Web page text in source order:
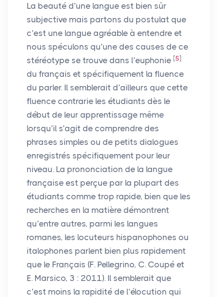
La beauté d’une langue est bien sûr
subjective mais partons du postulat que
c’est une langue agréable à entendre et
nous spéculons qu’une des causes de ce
stéréotype se trouve dans l’euphonie [5]
du français et spécifiquement la fluence
du parler. Il semblerait d’ailleurs que cette
fluence contrarie les étudiants dès le
début de leur apprentissage même
lorsqu’il s’agit de comprendre des
phrases simples ou de petits dialogues
enregistrés spécifiquement pour leur
niveau. La prononciation de la langue
française est perçue par la plupart des
étudiants comme trop rapide, bien que les
recherches en la matière démontrent
qu’entre autres, parmi les langues
romanes, les locuteurs hispanophones ou
italophones parlent bien plus rapidement
que le Français (F. Pellegrino, C. Coupé et
E. Marsico, 3 : 2011). Il semblerait que
c’est moins la rapidité de l’élocution qui